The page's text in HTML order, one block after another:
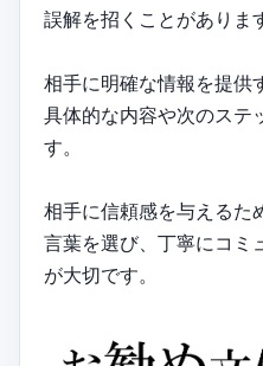
誤解を招くことがありま
相手に明確な情報を提供
具体的な内容や次のステ
す。
相手に信頼感を与えるた
言葉を選び、丁寧にコミ
が大切です。